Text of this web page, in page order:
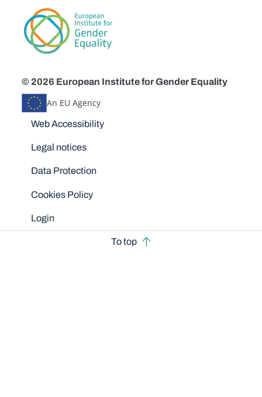
© 2026 European Institute for Gender Equality
An EU Agency
Disclaimers
Web Accessibility
Legal notices
Data Protection
Cookies Policy
Login
To top